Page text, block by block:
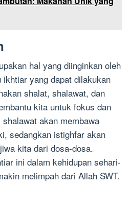
hal yang diinginkan oleh
yang dapat dilakukan
shalat, shalawat, dan
kita untuk fokus dan
akan membawa
sedangkan istighfar akan
kita dari dosa-dosa.
ini dalam kehidupan sehari-
melimpah dari Allah SWT.